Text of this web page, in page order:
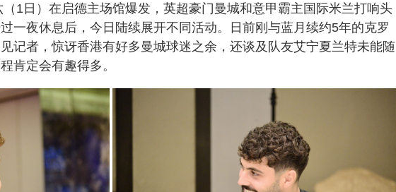
（1日）在启德主场馆爆发，英超豪门曼城和意甲霸主国际米兰打响头
一夜休息后，今日陆续展开不同活动。日前刚与蓝月续约5年的克罗
记者，惊讶香港有好多曼城球迷之余，还谈及队友艾宁夏兰特未能随
肯定会有趣得多。